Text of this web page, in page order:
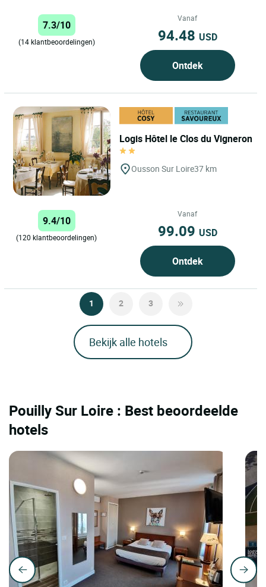
7.3/10
(14 klantbeoordelingen)
Vanaf
94.48 USD
Ontdek
Logis Hôtel le Clos du Vigneron
Ousson Sur Loire37 km
9.4/10
(120 klantbeoordelingen)
Vanaf
99.09 USD
Ontdek
1 2 3
Bekijk alle hotels
Pouilly Sur Loire : Best beoordeelde
hotels